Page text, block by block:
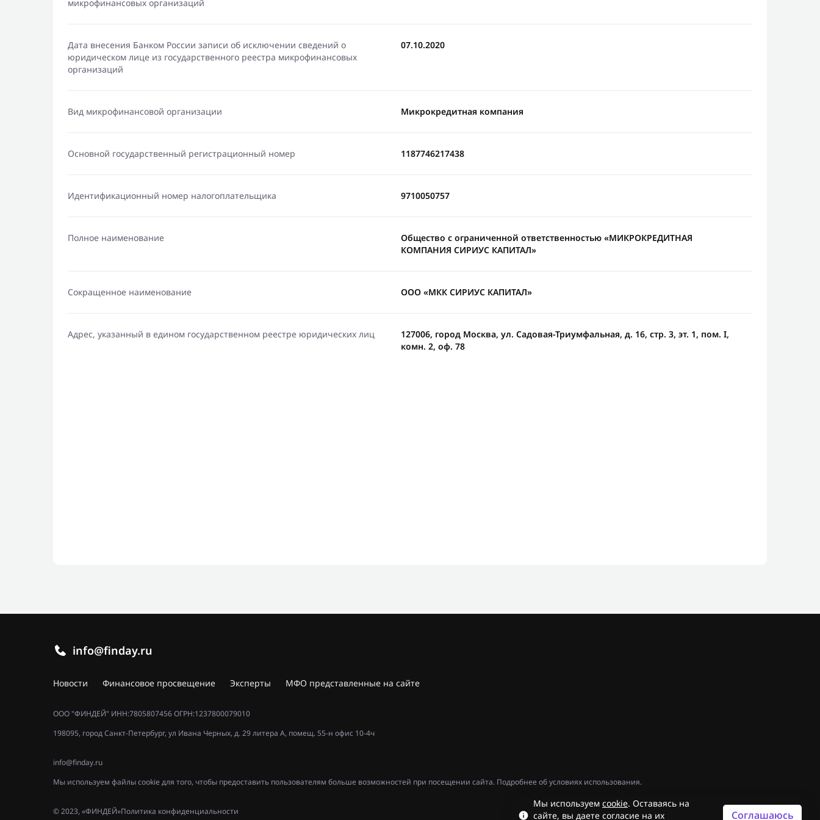
микрофинансовых организаций
Дата внесения Банком России записи об исключении сведений о
юридическом лице из государственного реестра микрофинансовых
организаций
07.10.2020
Вид микрофинансовой организации Микрокредитная компания
Основной государственный регистрационный номер 1187746217438
Идентификационный номер налогоплательщика 9710050757
Полное наименование
Общество с ограниченной ответственностью «МИКРОКРЕДИТНАЯ
КОМПАНИЯ СИРИУС КАПИТАЛ»
Сокращенное наименование ООО «МКК СИРИУС КАПИТАЛ»
Адрес, указанный в едином государственном реестре юридических лиц
127006, город Москва, ул. Садовая-Триумфальная, д. 16, стр. 3, эт. 1, пом. I,
комн. 2, оф. 78
info@finday.ru
Новости Финансовое просвещение Эксперты МФО представленные на сайте
ООО "ФИНДЕЙ" ИНН:7805807456 ОГРН:1237800079010
198095, город Санкт-Петербург, ул Ивана Черных, д. 29 литера А, помещ. 55-н офис 10-4ч
info@finday.ru
Мы используем файлы cookie для того, чтобы предоставить пользователям больше возможностей при посещении сайта. Подробнее об условиях использования.
Политика конфиденциальности
© 2023, «ФИНДЕЙ»
Мы используем cookie. Оставаясь на
сайте, вы даете согласие на их
Соглашаюсь